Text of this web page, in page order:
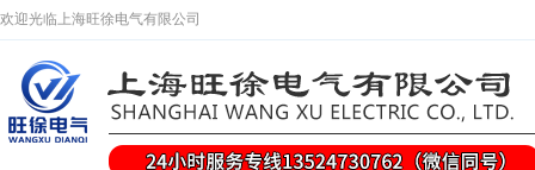
欢迎光临上海旺徐电气有限公司